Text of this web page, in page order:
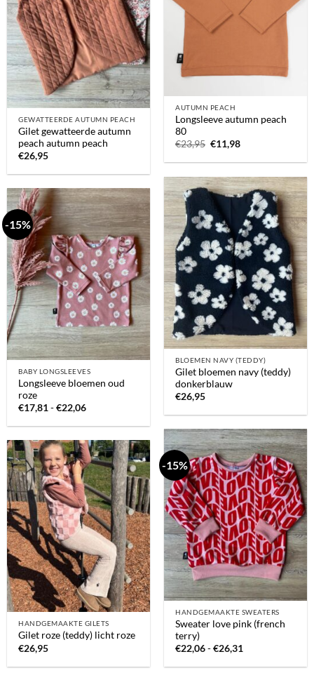
AUTUMN PEACH
Longsleeve autumn peach
80
€23,95 Oorspronkelijke
prijs
was:
€11,98Huidige
is:
GEWATTEERDE AUTUMN PEACH
Gilet gewatteerde autumn
peach autumn peach
€26,95
BLOEMEN NAVY (TEDDY)
Gilet bloemen navy (teddy)
donkerblauw
€26,95
-15%
BABY LONGSLEEVES
Longsleeve bloemen oud
roze
€17,81-€22,06Prijsklasse:
tot
-15%
HANDGEMAAKTE SWEATERS
Sweater love pink (french
terry)
€22,06-€26,31
tot
HANDGEMAAKTE GILETS
Gilet roze (teddy) licht roze
€26,95